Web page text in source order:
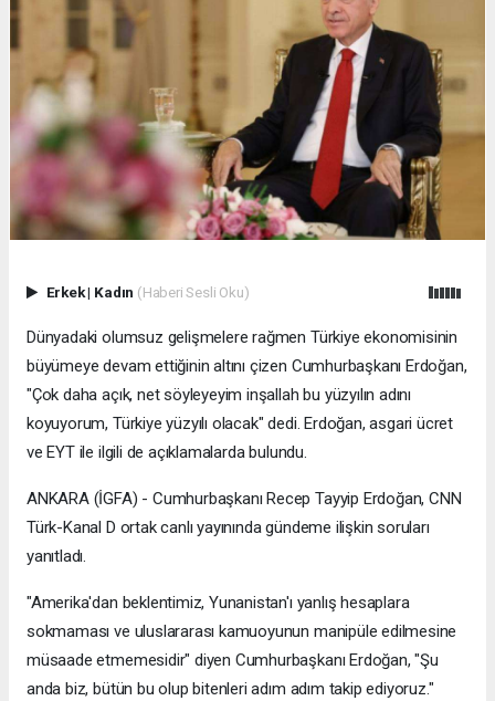
Erkek| Kadın (Haberi Sesli Oku)
Dünyadaki olumsuz gelişmelere rağmen Türkiye ekonomisinin
büyümeye devam ettiğinin altını çizen Cumhurbaşkanı Erdoğan,
"Çok daha açık, net söyleyeyim inşallah bu yüzyılın adını
koyuyorum, Türkiye yüzyılı olacak" dedi. Erdoğan, asgari ücret
ve EYT ile ilgili de açıklamalarda bulundu.
ANKARA (İGFA) - Cumhurbaşkanı Recep Tayyip Erdoğan, CNN
Türk-Kanal D ortak canlı yayınında gündeme ilişkin soruları
yanıtladı.
"Amerika'dan beklentimiz, Yunanistan'ı yanlış hesaplara
sokmaması ve uluslararası kamuoyunun manipüle edilmesine
müsaade etmemesidir" diyen Cumhurbaşkanı Erdoğan, "Şu
anda biz, bütün bu olup bitenleri adım adım takip ediyoruz."